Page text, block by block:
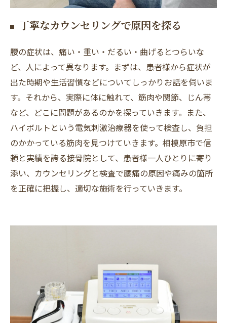
丁寧なカウンセリングで原因を探る
腰の症状は、痛い・重い・だるい・曲げるとつらいな
ど、人によって異なります。まずは、患者様から症状が
出た時期や生活習慣などについてしっかりお話を伺いま
す。それから、実際に体に触れて、筋肉や関節、じん帯
など、どこに問題があるのかを探っていきます。また、
ハイボルトという電気刺激治療器を使って検査し、負担
のかかっている筋肉を見つけていきます。相模原市で信
頼と実績を誇る接骨院として、患者様一人ひとりに寄り
添い、カウンセリングと検査で腰痛の原因や痛みの箇所
を正確に把握し、適切な施術を行っていきます。